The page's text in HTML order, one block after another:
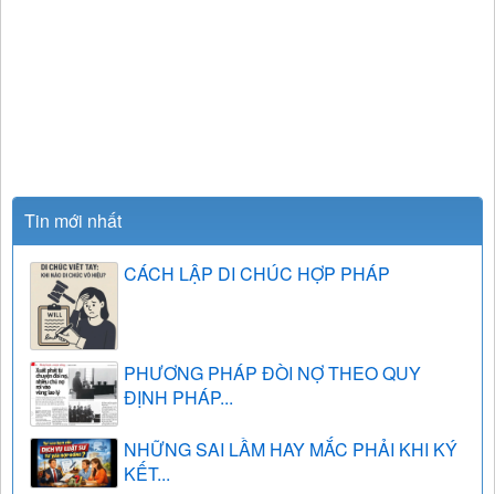
Tin mới nhất
CÁCH LẬP DI CHÚC HỢP PHÁP
PHƯƠNG PHÁP ĐÒI NỢ THEO QUY
ĐỊNH PHÁP...
NHỮNG SAI LẦM HAY MẮC PHẢI KHI KÝ
KẾT...